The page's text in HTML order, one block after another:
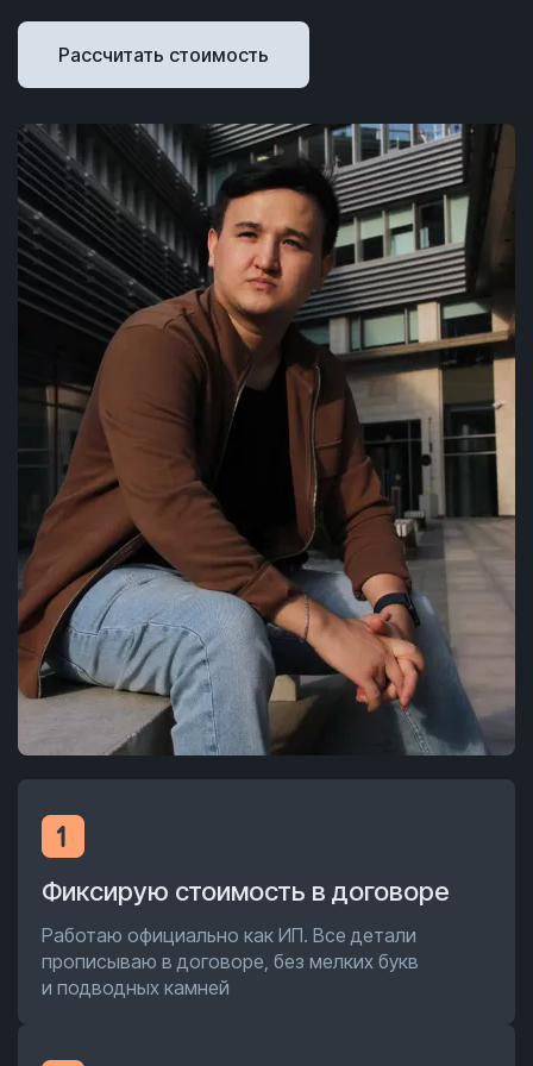
Рассчитать стоимость
Фиксирую стоимость в договоре
Работаю официально как ИП. Все детали
прописываю в договоре, без мелких букв
и подводных камней